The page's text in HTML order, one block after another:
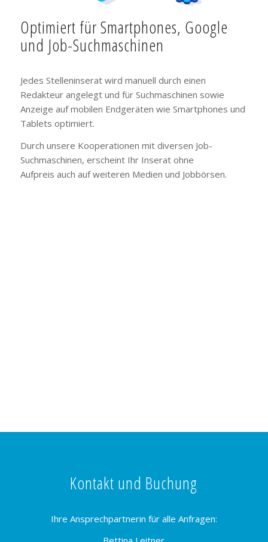
Optimiert für Smartphones, Google
und Job-Suchmaschinen
Jedes Stelleninserat wird manuell durch einen
Redakteur angelegt und für Suchmaschinen sowie
Anzeige auf mobilen Endgeräten wie Smartphones und
Tablets optimiert.
Durch unsere Kooperationen mit diversen Job-
Suchmaschinen, erscheint Ihr Inserat ohne
Aufpreis auch auf weiteren Medien und Jobbörsen.
Kontakt und Buchung
Ihre Ansprechpartnerin für alle Anfragen: